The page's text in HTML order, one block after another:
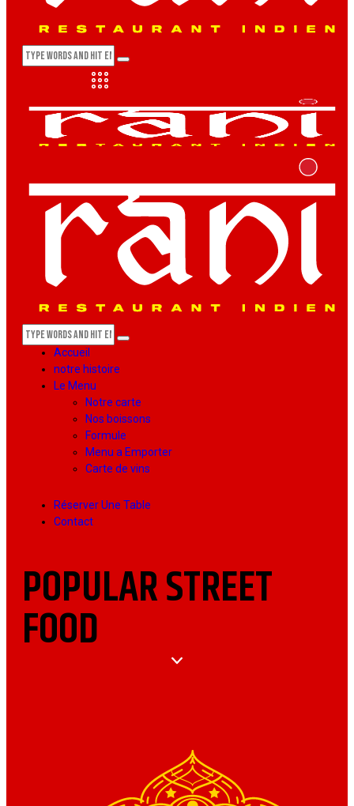
Accueil
notre histoire
Le Menu
Notre carte
Nos boissons
Formule
Menu a Emporter
Carte de vins
Réserver Une Table
Contact
POPULAR STREET
FOOD